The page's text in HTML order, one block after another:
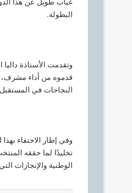
البطولة.
وتقدمت الأستاذة
قدموه من أداء مشرف،
النجاحات في
وفي إطار الاحتفاء
تخليدًا لما حققه
الوطنية والإنجازات